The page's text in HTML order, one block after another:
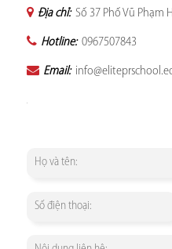
Địa chỉ: Số 37 Phố Vũ Phạm
Hotline: 0967507843
Email: